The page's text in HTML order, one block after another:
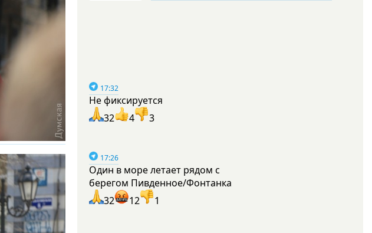
17:32
Не фиксируется
32
4 3
17:26
Один в море летает рядом с
берегом Пивденное/Фонтанка
32
12 1